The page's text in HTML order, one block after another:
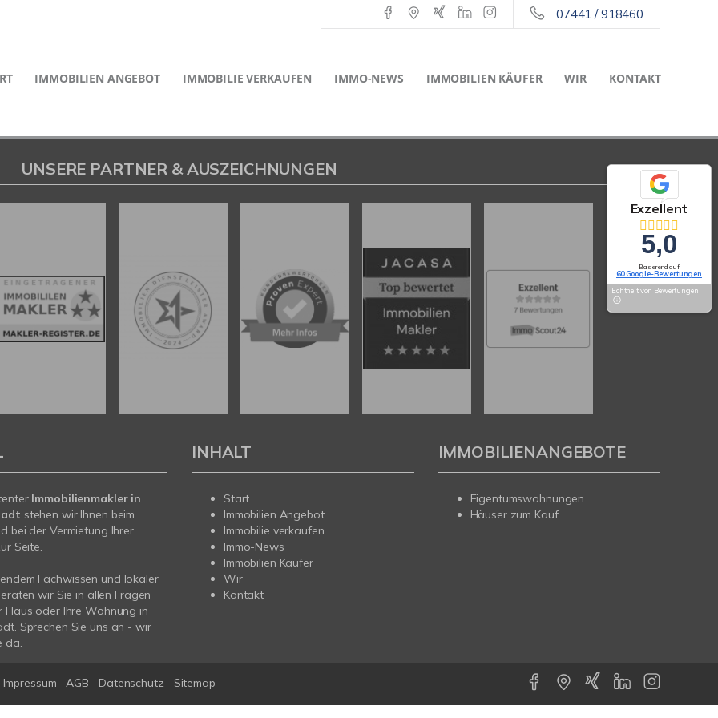
07441 / 918460
IMMOBILIEN ANGEBOT IMMOBILIE VERKAUFEN IMMO-NEWS IMMOBILIEN KÄUFER WIR KONTAKT
Exzellent
5,0
Basierend auf
60 Google-Bewertungen
Echtheit von Bewertungen
UNSERE PARTNER & AUSZEICHNUNGEN
Immobilienmakler in
stehen wir Ihnen beim
bei der Vermietung Ihrer
Seite.
Fachwissen und lokaler
wir Sie in allen Fragen
Haus oder Ihre Wohnung in
Sprechen Sie uns an - wir
da.
INHALT
Start
Immobilien Angebot
Immobilie verkaufen
Immo-News
Immobilien Käufer
Wir
Kontakt
IMMOBILIENANGEBOTE
Eigentumswohnungen
Häuser zum Kauf
Impressum AGB Datenschutz Sitemap